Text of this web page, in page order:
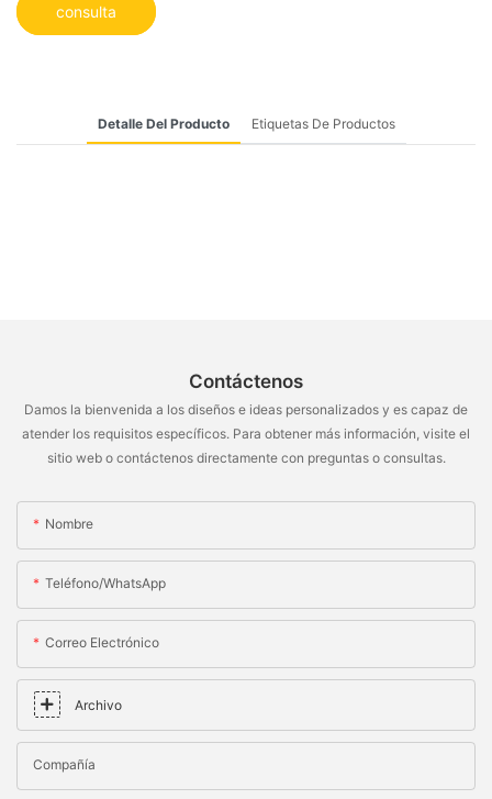
consulta
Detalle Del Producto Etiquetas De Productos
Contáctenos
Damos la bienvenida a los diseños e ideas personalizados y es capaz de
atender los requisitos específicos. Para obtener más información, visite el
sitio web o contáctenos directamente con preguntas o consultas.
Nombre
Teléfono/WhatsApp
Correo Electrónico
Archivo
Compañía